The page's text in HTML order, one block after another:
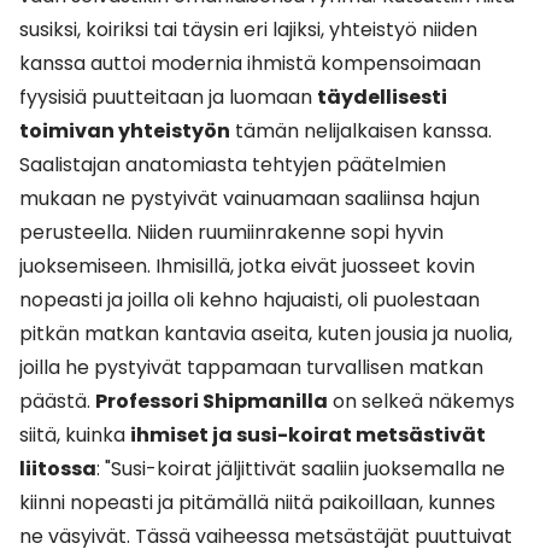
susiksi, koiriksi tai täysin eri lajiksi, yhteistyö niiden
kanssa auttoi modernia ihmistä kompensoimaan
fyysisiä puutteitaan ja luomaan täydellisesti
toimivan yhteistyön tämän nelijalkaisen kanssa.
Saalistajan anatomiasta tehtyjen päätelmien
mukaan ne pystyivät vainuamaan saaliinsa hajun
perusteella. Niiden ruumiinrakenne sopi hyvin
juoksemiseen. Ihmisillä, jotka eivät juosseet kovin
nopeasti ja joilla oli kehno hajuaisti, oli puolestaan
pitkän matkan kantavia aseita, kuten jousia ja nuolia,
joilla he pystyivät tappamaan turvallisen matkan
päästä. Professori Shipmanilla on selkeä näkemys
siitä, kuinka ihmiset ja susi-koirat metsästivät
liitossa: "Susi-koirat jäljittivät saaliin juoksemalla ne
kiinni nopeasti ja pitämällä niitä paikoillaan, kunnes
ne väsyivät. Tässä vaiheessa metsästäjät puuttuivat